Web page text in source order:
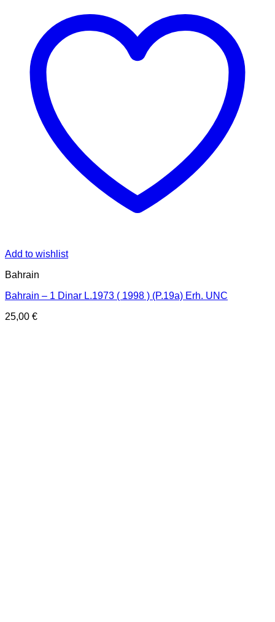
Add to wishlist
Bahrain
Bahrain – 1 Dinar L.1973 ( 1998 ) (P.19a) Erh. UNC
25,00 €